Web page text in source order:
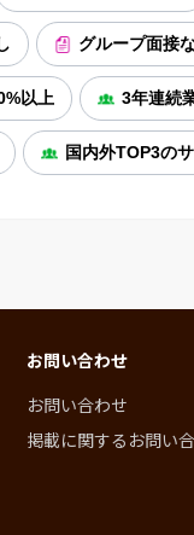
グループ面接
以上 3年連続
国内外TOP3の
お問い合わせ
お問い合わせ
掲載に関するお問い